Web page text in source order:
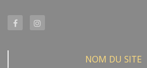
NOM DU SITE